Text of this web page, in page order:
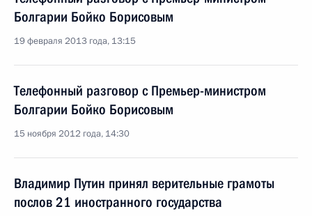
Болгарии Бойко Борисовым
19 февраля 2013 года, 13:15
Телефонный разговор с Премьер-министром
Болгарии Бойко Борисовым
15 ноября 2012 года, 14:30
Владимир Путин принял верительные грамоты
послов 21 иностранного государства